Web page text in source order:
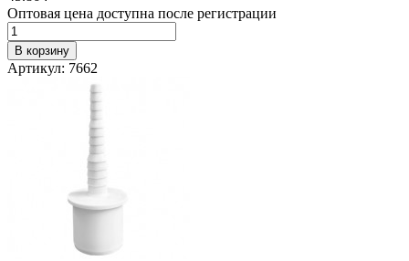
Оптовая цена доступна после регистрации
В корзину
Артикул: 7662